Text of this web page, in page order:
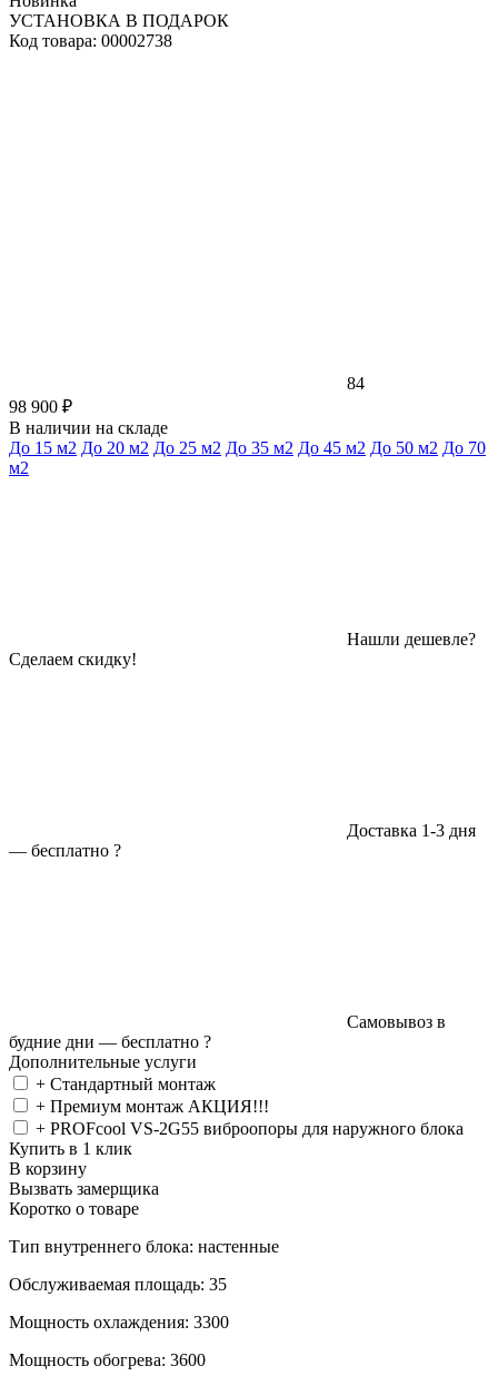
УСТАНОВКА В ПОДАРОК
Код товара: 00002738
84
98 900 ₽
В наличии на складе
До 15 м2 До 20 м2 До 25 м2 До 35 м2 До 45 м2 До 50 м2 До 70
м2
Нашли дешевле?
Сделаем скидку!
Доставка 1-3 дня
— бесплатно ?
Самовывоз в
будние дни — бесплатно ?
Дополнительные услуги
+ Стандартный монтаж
+ Премиум монтаж АКЦИЯ!!!
+ PROFcool VS-2G55 виброопоры для наружного блока
Купить в 1 клик
В корзину
Вызвать замерщика
Коротко о товаре
Тип внутреннего блока: настенные
Обслуживаемая площадь: 35
Мощность охлаждения: 3300
Мощность обогрева: 3600